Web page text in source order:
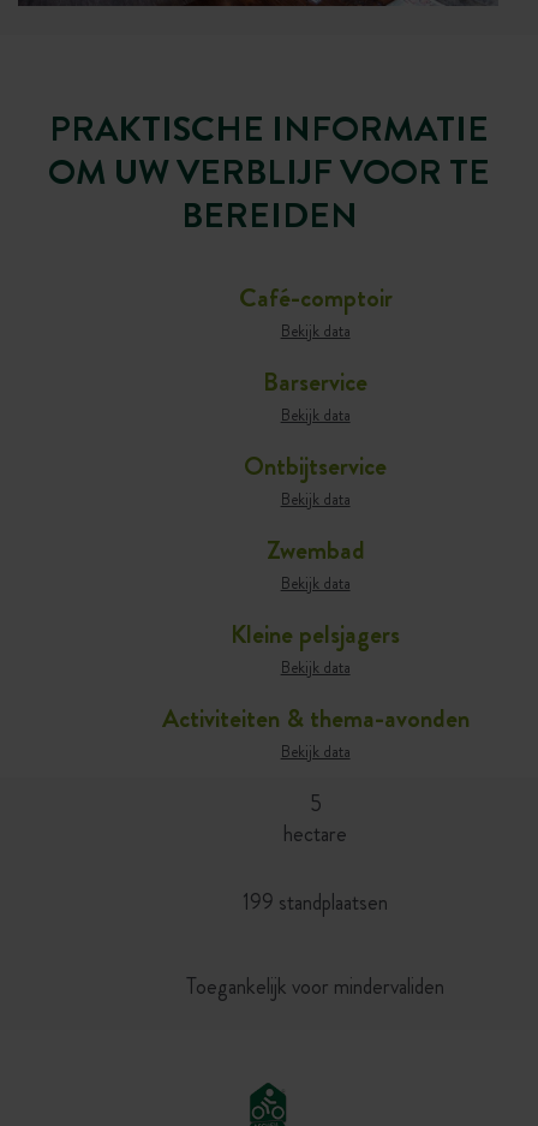
PRAKTISCHE INFORMATIE
OM UW VERBLIJF VOOR TE
BEREIDEN
Café-comptoir
Bekijk data
Barservice
Bekijk data
Ontbijtservice
Bekijk data
Zwembad
Bekijk data
Kleine pelsjagers
Bekijk data
Activiteiten & thema-avonden
Bekijk data
5
hectare
199 standplaatsen
Toegankelijk voor mindervaliden